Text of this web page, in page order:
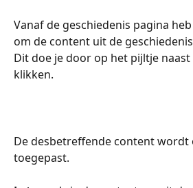
Vanaf de geschiedenis pagina
om de content uit de
Dit doe je door op het pijltje
klikken.
De desbetreffende content wordt
toegepast.